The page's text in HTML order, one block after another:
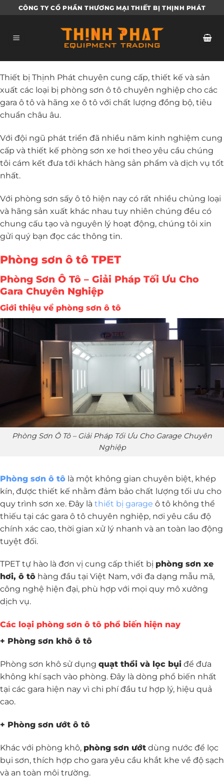
qua
dung
CÔNG TY CỔ PHẦN THƯƠNG MẠI THIẾT BỊ THỊNH PHÁT
Thiết bị Thịnh Phát chuyên cung cấp, thiết kế và sản
xuất các loại bị phòng sơn ô tô chuyên nghiệp cho các
gara ô tô và hãng xe ô tô với chất lượng đồng bộ, tiêu
chuẩn châu âu.
Với đội ngũ phát triển đã nhiều năm kinh nghiệm cung
cấp và thiết kế phòng sơn xe hơi theo yêu cầu chúng
tôi cám kết đưa tới khách hàng sản phẩm và dịch vụ tốt
nhất.
Với phòng sơn sấy ô tô hiện nay có rất nhiều chủng loại
và hãng sản xuất khác nhau tuy nhiên chúng đều có
chung cấu tạo và nguyên lý hoạt động, chúng tôi xin
gửi quý bạn đọc các thông tin.
Phòng sơn ô tô TPET
Phòng Sơn Ô Tô – Giải Pháp Tối Ưu Cho
Gara Chuyên Nghiệp
Giới thiệu về phòng sơn ô tô
Phòng Sơn Ô Tô – Giải Pháp Tối Ưu Cho Garage Chuyên
Nghiệp
Phòng sơn ô tô là một không gian chuyên biệt, khép
kín, được thiết kế nhằm đảm bảo chất lượng tối ưu cho
quy trình sơn xe. Đây là thiết bị garage ô tô không thể
thiếu tại các gara ô tô chuyên nghiệp, nơi yêu cầu độ
chính xác cao, thời gian xử lý nhanh và an toàn lao động
tuyệt đối.
TPET tự hào là đơn vị cung cấp thiết bị phòng sơn xe
hơi, ô tô hàng đầu tại Việt Nam, với đa dạng mẫu mã,
công nghệ hiện đại, phù hợp với mọi quy mô xưởng
dịch vụ.
Các loại phòng sơn ô tô phổ biến hiện nay
+ Phòng sơn khô ô tô
Phòng sơn khô sử dụng quạt thổi và lọc bụi để đưa
không khí sạch vào phòng. Đây là dòng phổ biến nhất
tại các gara hiện nay vì chi phí đầu tư hợp lý, hiệu quả
cao.
+ Phòng sơn ướt ô tô
Khác với phòng khô, phòng sơn ướt dùng nước để lọc
bụi sơn, thích hợp cho gara yêu cầu khắt khe về độ sạch
và an toàn môi trường.